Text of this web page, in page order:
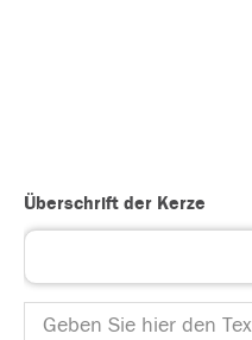
Überschrift der Kerze